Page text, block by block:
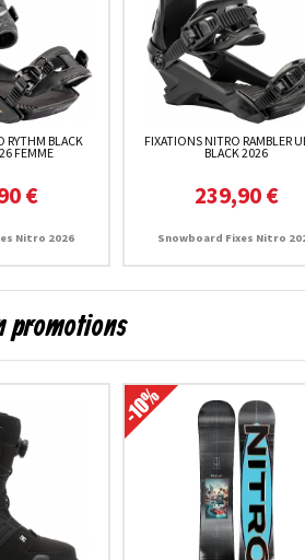
RYTHM BLACK
FEMME
€
Nitro 2026
FIXATIONS NITRO RAMBLER
BLACK 2026
239,90 €
Snowboard Fixes Nitro
promotions